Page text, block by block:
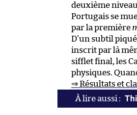
deuxième
Portugais se
par la première
D’un subtil
inscrit par là
sifflet final, les
physiques.
⇒ Résultats et